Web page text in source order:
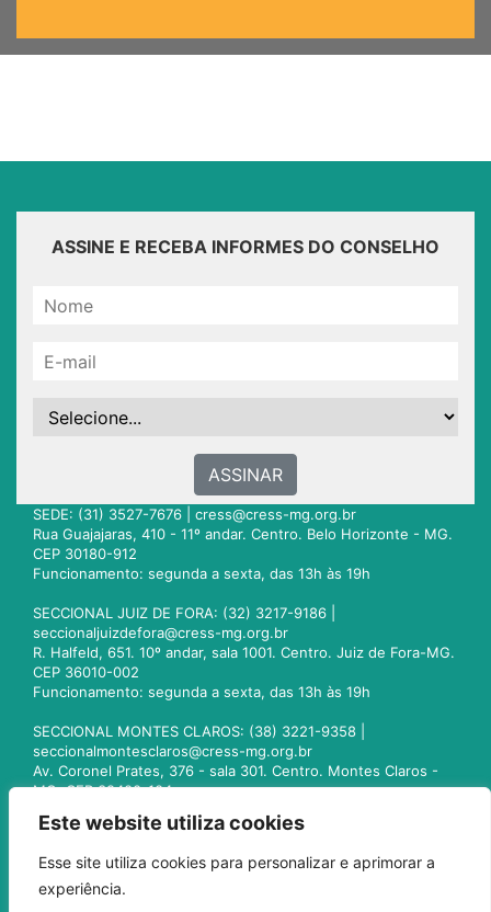
Este website utiliza cookies
Esse site utiliza cookies para personalizar e aprimorar a
experiência.
ASSINE E RECEBA INFORMES DO CONSELHO
ASSINAR
SEDE: (31) 3527-7676 | cress@cress-mg.org.br
Rua Guajajaras, 410 - 11º andar. Centro. Belo Horizonte - MG.
CEP 30180-912
Funcionamento: segunda a sexta, das 13h às 19h
SECCIONAL JUIZ DE FORA: (32) 3217-9186 |
seccionaljuizdefora@cress-mg.org.br
R. Halfeld, 651. 10º andar, sala 1001. Centro. Juiz de Fora-MG.
CEP 36010-002
Funcionamento: segunda a sexta, das 13h às 19h
SECCIONAL MONTES CLAROS: (38) 3221-9358 |
seccionalmontesclaros@cress-mg.org.br
Av. Coronel Prates, 376 - sala 301. Centro. Montes Claros -
MG. CEP 39400-104
seccionaluberlandia@cress-mg.org.br
Av. Afonso Pena, 547 - sala 101. Uberlândia - MG. CEP